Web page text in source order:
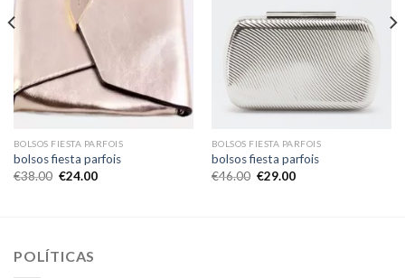
BOLSOS FIESTA PARFOIS
bolsos fiesta parfois
€38.00 €24.00
BOLSOS FIESTA PARFOIS
bolsos fiesta parfois
€46.00 €29.00
POLÍTICAS